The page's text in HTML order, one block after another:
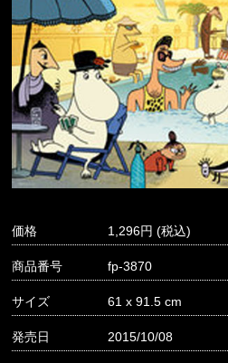
価格 1,296
商品番号 fp-3870
サイズ 61 x 91.5 cm
発売日 2015/10/08